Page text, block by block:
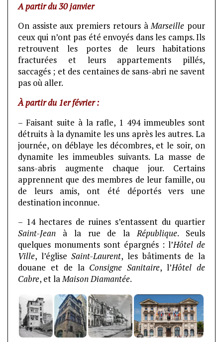
A partir du 30 janvier
On assiste aux premiers retours àMarseille pour
ceux qui n’ont pas été envoyés dans les camps. Ils
retrouvent les portes de leurs habitations
fracturées et leurs appartements pillés,
saccagés ; et des centaines de sans-abri ne savent
pas où aller.
À partir du 1er février :
– Faisant suite à la rafle, 1 494 immeubles sont
détruits à la dynamite les uns après les autres. La
journée, on déblaye les décombres, et le soir, on
dynamite les immeubles suivants. La masse de
sans-abris augmente chaque jour. Certains
apprennent que des membres de leur famille, ou
de leurs amis, ont été déportés vers une
destination inconnue.
– 14 hectares de ruines s’entassent du quartier
Saint-Jean à la rue de laRépublique. Seuls
quelques monuments sont épargnés : l’Hôtel de
Ville, l’égliseSaint-Laurent, les bâtiments de la
douane et de la Consigne Sanitaire, l’Hôtel de
Cabre, et laMaison Diamantée.